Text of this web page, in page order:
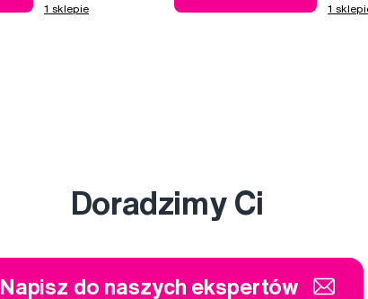
1 sklepie
1
Doradzimy Ci
Napisz do naszych ekspertów